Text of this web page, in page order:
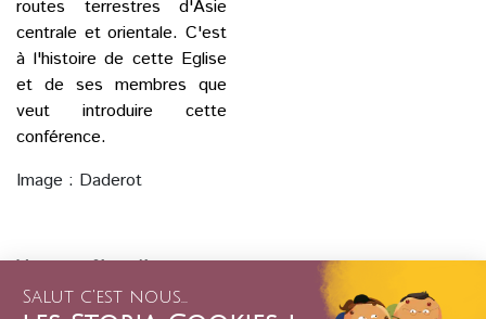
routes terrestres d'Asie
centrale et orientale. C'est
à l'histoire de cette Eglise
et de ses membres que
veut introduire cette
conférence.
Image : Daderot
Votre conférencière :
Muriel Debié est directrice